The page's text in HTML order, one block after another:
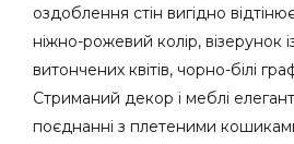
оздоблення стін вигідно
ніжно-рожевий колір, візерунок
витончених квітів, чорно-білі
Стриманий декор і меблі
поєднанні з плетеними